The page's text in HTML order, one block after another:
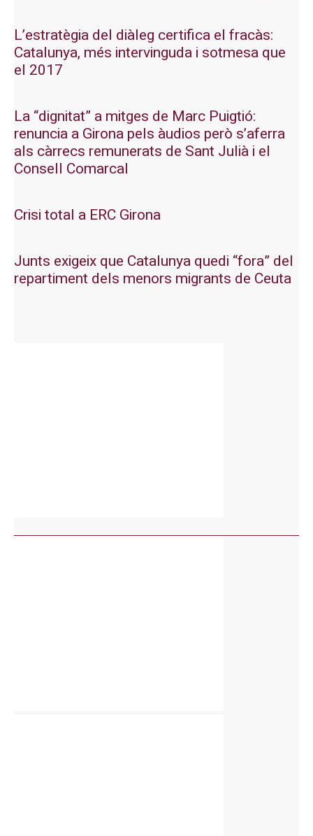
L’estratègia del diàleg certifica el fracàs:
Catalunya, més intervinguda i sotmesa que
el 2017
La “dignitat” a mitges de Marc Puigtió:
renuncia a Girona pels àudios però s’aferra
als càrrecs remunerats de Sant Julià i el
Consell Comarcal
Crisi total a ERC Girona
Junts exigeix que Catalunya quedi “fora” del
repartiment dels menors migrants de Ceuta